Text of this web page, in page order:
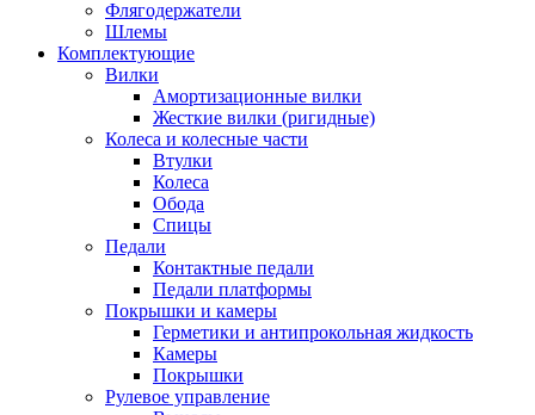
Флягодержатели
Шлемы
Комплектующие
Вилки
Амортизационные вилки
Жесткие вилки (ригидные)
Колеса и колесные части
Втулки
Колеса
Обода
Спицы
Педали
Контактные педали
Педали платформы
Покрышки и камеры
Герметики и антипрокольная жидкость
Камеры
Покрышки
Рулевое управление